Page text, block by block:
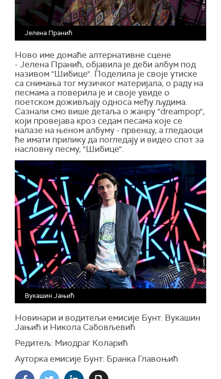
Јелена Пранић
Ново име домаће алтернативне сцене
- Јелена Пранић, објавила је деби албум под
називом "Шибице". Поделила је своје утиске
са снимања тог музичког материјала, о раду на
песмама а поверила је и своје увиде о
поетском доживљају односа међу људима.
Сазнали смо више детаља о жанру "dreampop",
који провејава кроз седам песама које се
налазе на њеном албуму - првенцу, а гледаоци
ће имати прилику да погледају и видео спот за
насловну песму, "Шибице".
Вукашин Јањић
Новинари и водитељи емисије Бунт: Вукашин
Јањић и Никола Сабовљевић
Редитељ: Миодраг Коларић
Ауторка емисије Бунт: Бранка Главоњић